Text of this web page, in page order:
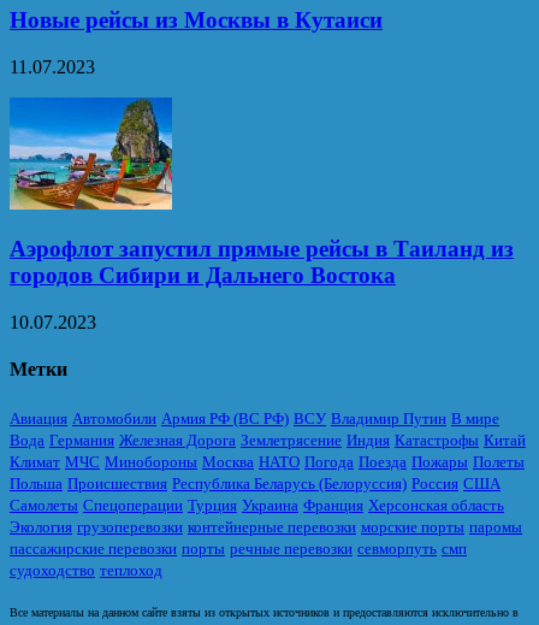
Новые рейсы из Москвы в Кутаиси
11.07.2023
Аэрофлот запустил прямые рейсы в Таиланд из
городов Сибири и Дальнего Востока
10.07.2023
Метки
Авиация Автомобили Армия РФ (ВС РФ) ВСУ Владимир Путин В мире
Вода Германия Железная Дорога Землетрясение Индия Катастрофы Китай
Климат МЧС Минобороны Москва НАТО Погода Поезда Пожары Полеты
Польша Происшествия Республика Беларусь (Белоруссия) Россия США
Самолеты Спецоперации Турция Украина Франция Херсонская область
Экология грузоперевозки контейнерные перевозки морские порты паромы
пассажирские перевозки порты речные перевозки севморпуть смп
судоходство теплоход
Все материалы на данном сайте взяты из открытых источников и предоставляются исключительно в